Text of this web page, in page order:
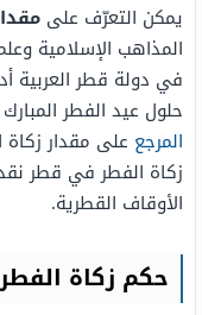
يمكن التعرّف على
المذاهب الإسلامية
في دولة قطر العربية
حلول عيد الفطر المبارك 2026؛ ونتعرّف في هذا المقال عبر
المرجع على مقدار زكاة
زكاة الفطر في قطر
الأوقاف القطرية.
حكم زكاة الفطر